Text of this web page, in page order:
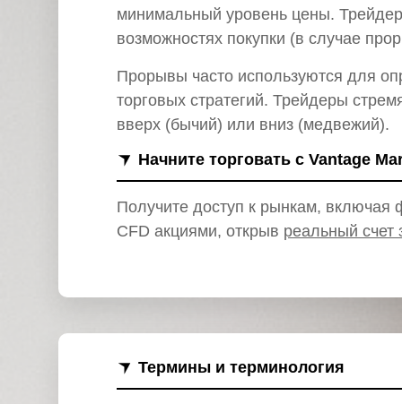
минимальный уровень цены.
возможностях покупки (в случае
Прорывы часто используются для
торговых стратегий. Трейдеры
вверх (бычий) или вниз (медвежий).
Начните торговать с Vantage
Получите доступ к рынкам, включая
CFD акциями, открыв реальный счет
Термины и терминология